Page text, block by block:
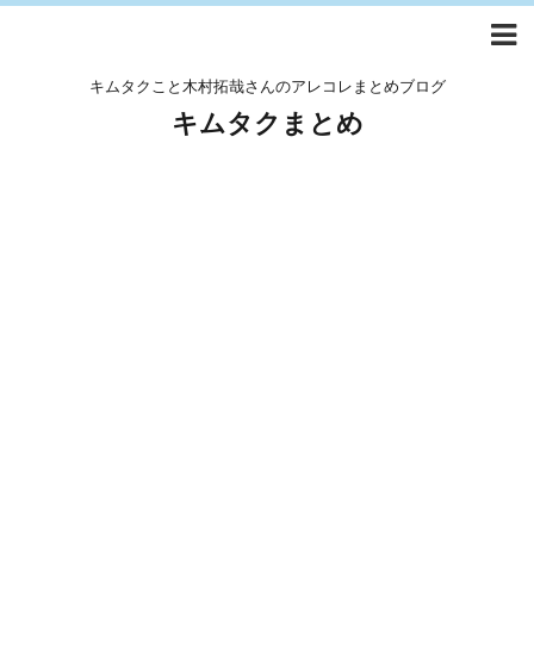
キムタクこと木村拓哉さんのアレコレまとめブログ
キムタクまとめ